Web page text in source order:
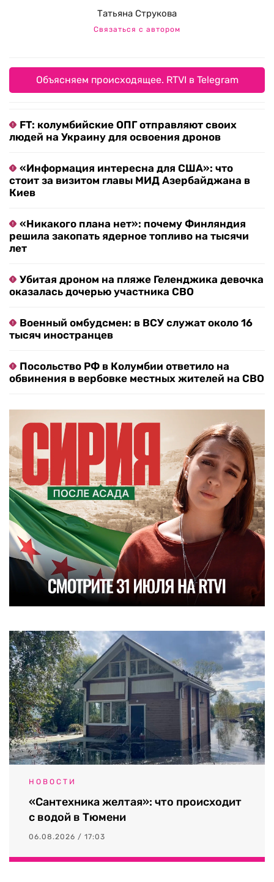
Татьяна Струкова
Связаться с автором
Объясняем происходящее. RTVI в Telegram
FT: колумбийские ОПГ отправляют своих
людей на Украину для освоения дронов
«Информация интересна для США»: что
стоит за визитом главы МИД Азербайджана в
Киев
«Никакого плана нет»: почему Финляндия
решила закопать ядерное топливо на тысячи
лет
Убитая дроном на пляже Геленджика девочка
оказалась дочерью участника СВО
Военный омбудсмен: в ВСУ служат около 16
тысяч иностранцев
Посольство РФ в Колумбии ответило на
обвинения в вербовке местных жителей на СВО
НОВОСТИ
«Сантехника желтая»: что происходит
с водой в Тюмени
06.08.2026 / 17:03